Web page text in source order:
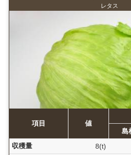
レタス
項目 値
島
収穫量
8(t)